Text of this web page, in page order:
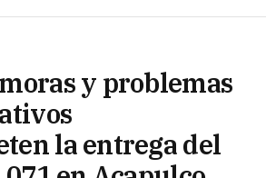
y problemas
la entrega del